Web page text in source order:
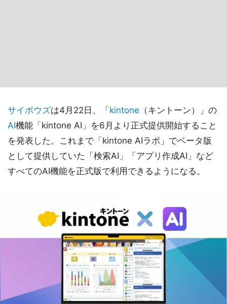
サイボウズは4月22日、「 kintone （キントーン）」の
AI機能「kintone AI」を6月より正式提供開始すること
を発表した。これまで「kintone AIラボ」でベータ版
として提供していた「検索AI」「アプリ作成AI」など
すべてのAI機能を正式版で利用できるようになる。